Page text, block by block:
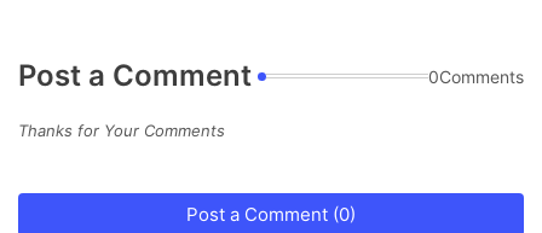
Post a Comment 0Comments
Thanks for Your Comments
Post a Comment (0)